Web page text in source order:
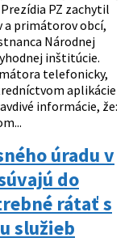
PZ zachytil
a primátorov obcí,
Národnej
inštitúcie.
telefonicky,
aplikácie
informácie, že:
úradu v
do
rátať s
služieb